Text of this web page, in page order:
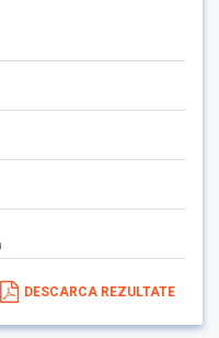
DESCARCA REZULTATE